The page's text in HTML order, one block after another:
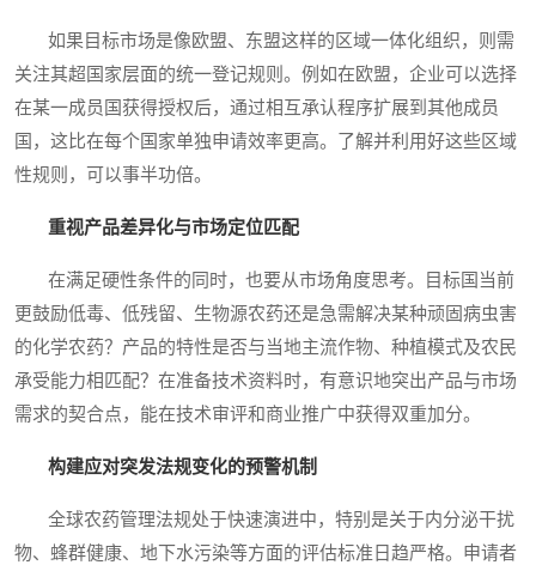
如果目标市场是像欧盟、东盟这样的区域一体化组织，则需
关注其超国家层面的统一登记规则。例如在欧盟，企业可以选择
在某一成员国获得授权后，通过相互承认程序扩展到其他成员
国，这比在每个国家单独申请效率更高。了解并利用好这些区域
性规则，可以事半功倍。
重视产品差异化与市场定位匹配
在满足硬性条件的同时，也要从市场角度思考。目标国当前
更鼓励低毒、低残留、生物源农药还是急需解决某种顽固病虫害
的化学农药？产品的特性是否与当地主流作物、种植模式及农民
承受能力相匹配？在准备技术资料时，有意识地突出产品与市场
需求的契合点，能在技术审评和商业推广中获得双重加分。
构建应对突发法规变化的预警机制
全球农药管理法规处于快速演进中，特别是关于内分泌干扰
物、蜂群健康、地下水污染等方面的评估标准日趋严格。申请者